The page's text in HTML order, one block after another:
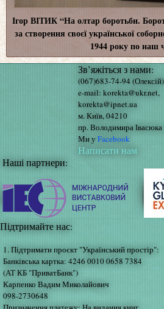
Ігор ВІТИК “На олтар боротьби.
за створення своєї української
1944 року по наш
Зв’яжіться з нами:
(067)683-74-94 (Олексій)
e-mail: korekta@ukr.net,
korekta@ipnet.ua
м. Київ, 04210
пр. Володимира
Ми уFacebook
Написати нам
Наші партнери:
Підтримайте нас:
1. Підтримати проєкт "Український простір":
Банківська картка: 4246 0010 0658 7384
(АТ КБ "ПриватБанк")
Карпенко Вадим Миколайович
098-2730648